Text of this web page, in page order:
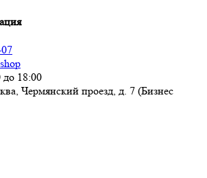
18:00
Чермянский проезд, д. 7 (Бизнес